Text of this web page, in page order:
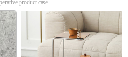
product case